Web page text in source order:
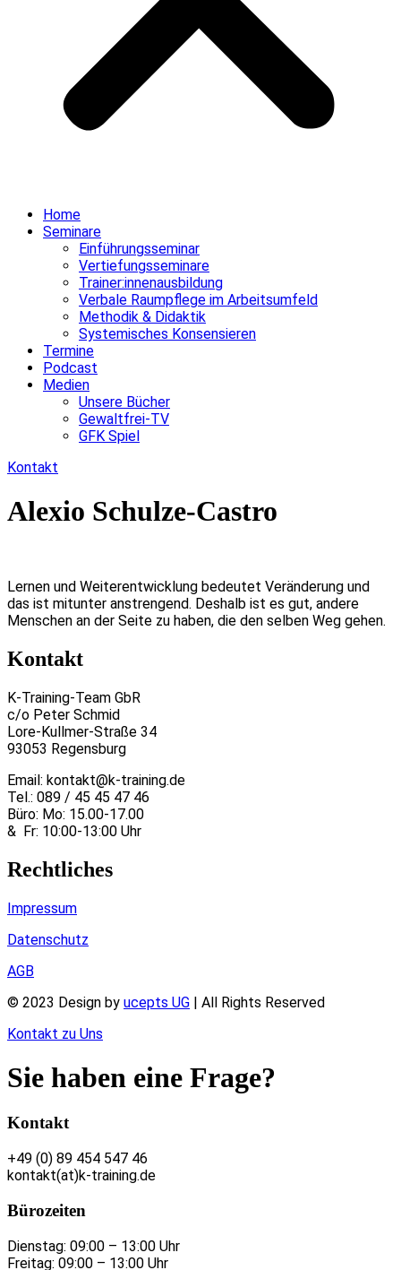
Home
Seminare
Einführungsseminar
Vertiefungsseminare
Trainer:innenausbildung
Verbale Raumpflege im Arbeitsumfeld
Methodik & Didaktik
Systemisches Konsensieren
Termine
Podcast
Medien
Unsere Bücher
Gewaltfrei-TV
GFK Spiel
Kontakt
Alexio Schulze-Castro
Lernen und Weiterentwicklung bedeutet Veränderung und
das ist mitunter anstrengend. Deshalb ist es gut, andere
Menschen an der Seite zu haben, die den selben Weg gehen.
Kontakt
K-Training-Team GbR
c/o Peter Schmid
Lore-Kullmer-Straße 34
93053 Regensburg
Email: kontakt@k-training.de
Tel.: 089 / 45 45 47 46
Büro: Mo: 15.00-17.00
& Fr: 10:00-13:00 Uhr
Rechtliches
Impressum
Datenschutz
AGB
© 2023 Design by ucepts UG | All Rights Reserved
Kontakt zu Uns
Sie haben eine Frage?
Kontakt
+49 (0) 89 454 547 46
kontakt(at)k-training.de
Bürozeiten
Dienstag: 09:00 – 13:00 Uhr
Freitag: 09:00 – 13:00 Uhr